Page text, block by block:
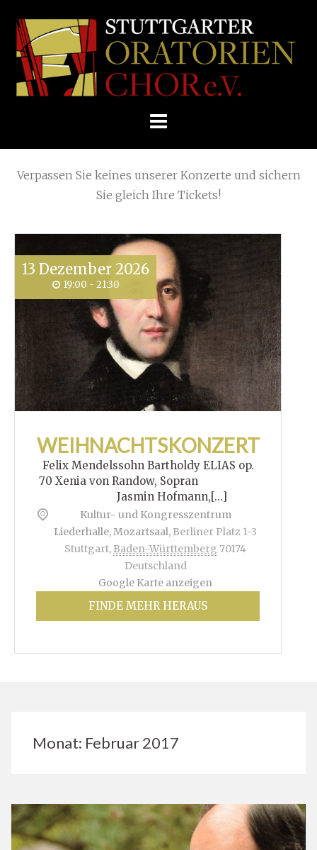
Skip
E.V.
Home 2017 » Februar
Verpassen Sie keines unserer Konzerte und sichern
Sie gleich Ihre Tickets!
13 Dezember 2026
19:00 - 21:30
WEIHNACHTSKONZERT
Felix Mendelssohn Bartholdy ELIAS op.
70 Xenia von Randow, Sopran
Jasmin Hofmann,[...]
Kultur- und Kongresszentrum
Liederhalle, Mozartsaal, Berliner Platz 1-3
Stuttgart, Baden-Württemberg 70174
Deutschland
Google Karte anzeigen
FINDE MEHR HERAUS
Monat: Februar 2017